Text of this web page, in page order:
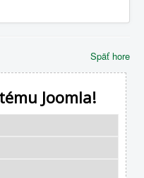
Späť hore
Joomla!